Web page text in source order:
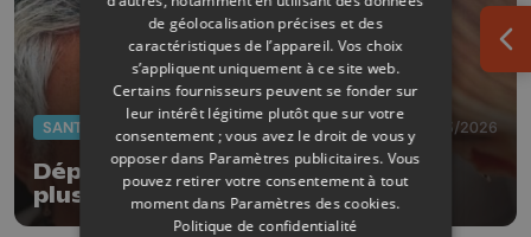
SANTÉ 07/03/2026
Dépistage du glaucome dans
plusieurs hôpitaux liégeois
de géolocalisation précises et des
caractéristiques de l’appareil. Vos choix
s’appliquent uniquement à ce site web.
Certains fournisseurs peuvent se fonder sur
leur intérêt légitime plutôt que sur votre
consentement ; vous avez le droit de vous y
opposer dans Paramètres publicitaires. Vous
pouvez retirer votre consentement à tout
moment dans Paramètres des cookies.
Politique de confidentialité